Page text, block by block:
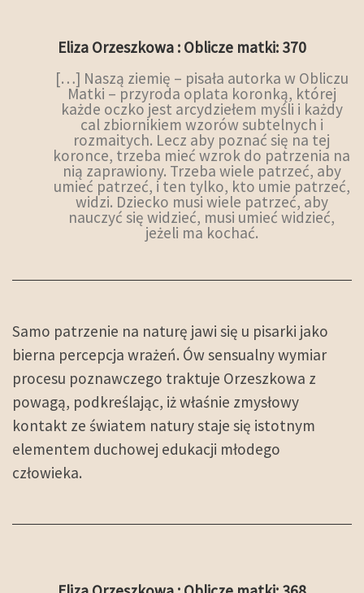
Eliza Orzeszkowa : Oblicze matki: 370
[…] Naszą ziemię – pisała autorka w Obliczu
Matki – przyroda oplata koronką, której
każde oczko jest arcydziełem myśli i każdy
cal zbiornikiem wzorów subtelnych i
rozmaitych. Lecz aby poznać się na tej
koronce, trzeba mieć wzrok do patrzenia na
nią zaprawiony. Trzeba wiele patrzeć, aby
umieć patrzeć, i ten tylko, kto umie patrzeć,
widzi. Dziecko musi wiele patrzeć, aby
nauczyć się widzieć, musi umieć widzieć,
jeżeli ma kochać.
Samo patrzenie na naturę jawi się u pisarki jako
bierna percepcja wrażeń. Ów sensualny wymiar
procesu poznawczego traktuje Orzeszkowa z
powagą, podkreślając, iż właśnie zmysłowy
kontakt ze światem natury staje się istotnym
elementem duchowej edukacji młodego
człowieka.